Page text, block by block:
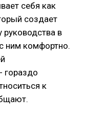
себя как
создает
руководства в
ним комфортно.
гораздо
к